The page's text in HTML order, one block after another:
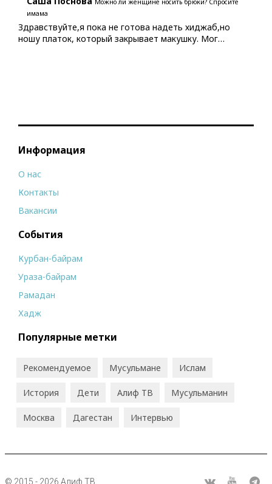
Можно ли женщине носить брюки? Спросите
имама
Здравствуйте,я пока не готова надеть хиджаб,но
ношу платок, который закрывает макушку. Мог…
Информация
О нас
Контакты
Вакансии
События
Курбан-байрам
Ураза-байрам
Рамадан
Хадж
Популярные метки
Рекомендуемое Мусульмане Ислам
История Дети Алиф ТВ Мусульманин
Москва Дагестан Интервью
© 2015 - 2026 Алиф ТВ